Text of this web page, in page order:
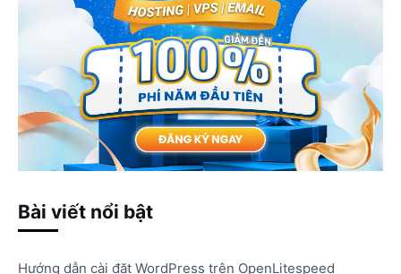
Bài viết nổi bật
Hướng dẫn cài đặt WordPress trên OpenLitespeed